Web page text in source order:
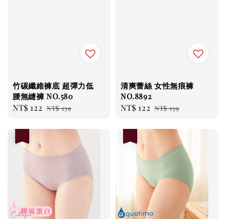
竹碳纖維褲底 超彈力低
腰無縫褲 NO.580
Sale
NT$ 122 Regular
NT$ 139
清爽蕾絲 女性無痕褲
NO.8892
Sale
NT$ 122 Regular
NT$ 139